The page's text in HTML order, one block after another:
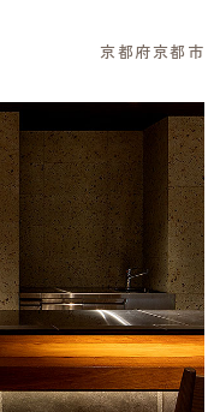
京都府京都市